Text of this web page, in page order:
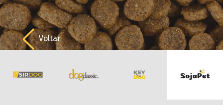
Voltar